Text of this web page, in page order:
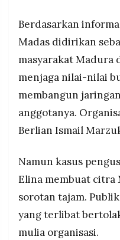
Berdasarkan
Madas didirikan
masyarakat Madura
menjaga nilai-nilai
membangun
anggotanya.
Berlian Ismail
Namun kasus
Elina membuat citra
sorotan tajam.
yang terlibat
mulia organisasi.